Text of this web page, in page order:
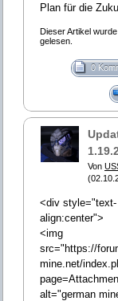
Plan für die
Dieser Artikel
gelesen.
0
1.19.2
Von
<div style="text-
align:center">
<img
src="https://
mine.net/
alt="german